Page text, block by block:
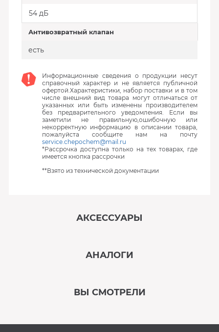
54 дБ
Антивозвратный клапан
есть
Информационные сведения о продукции несут
справочный характер и не является публичной
офертой.Характеристики, набор поставки и в том
числе внешний вид товара могут отличаться от
указанных или быть изменены производителем
без предварительного уведомления. Если вы
заметили не правильную,ошибочную или
некорректную информацию в описании товара,
пожалуйста сообщите нам на почту
service.chepochem@mail.ru
*Рассрочка доступна только на тех товарах, где
имеется кнопка рассрочки
**Взято из технической документации
АКСЕССУАРЫ
АНАЛОГИ
ВЫ СМОТРЕЛИ